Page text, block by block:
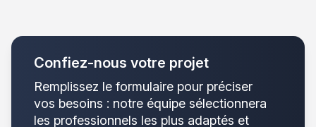
Confiez-nous votre projet
Remplissez le formulaire pour préciser
vos besoins : notre équipe sélectionnera
les professionnels les plus adaptés et